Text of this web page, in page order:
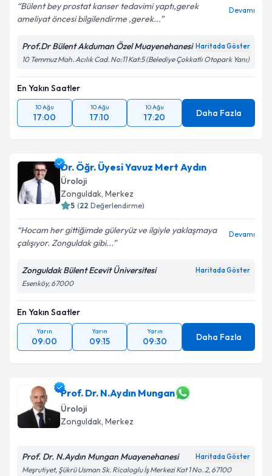
Bülent bey prostat kanser tedavimi yaptı,gerek
ameliyat öncesi bilgilendirme ,gerek...
Devamı
Prof.Dr Bülent Akduman Özel Muayenehanesi Haritada Göster
10 Temmuz Mah. Acılık Cad. No:11 Kat:5 (Belediye Çokkatlı Otopark Yanı)
En Yakın Saatler
10 Ağu
17:00
10 Ağu
17:10
10 Ağu
17:20 Daha Fazla
Dr. Öğr. Üyesi Yavuz Mert Aydın
Üroloji
Zonguldak, Merkez
5 (22 Değerlendirme)
Hocam her gittiğimde güleryüz ve ilgiyle yaklaşmaya
çalışıyor. Zonguldak gibi...
Devamı
Zonguldak Bülent Ecevit Üniversitesi Haritada Göster
Esenköy, 67000
En Yakın Saatler
Yarın
09:00
Yarın
09:15
Yarın
09:30 Daha Fazla
Prof. Dr. N.Aydın Mungan
Üroloji
Zonguldak, Merkez
Prof. Dr. N.Aydın Mungan Muayenehanesi Haritada Göster
Meşrutiyet, Şükrü Usman Sk. Ricaloglu İş Merkezi Kat 1 No. 2, 67100